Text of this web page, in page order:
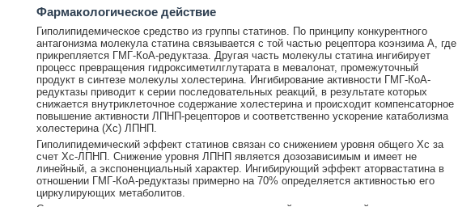
Фармакологическое действие
Гиполипидемическое средство из группы статинов. По принципу конкурентного
антагонизма молекула статина связывается с той частью рецептора коэнзима А, где
прикрепляется ГМГ-КоА-редуктаза. Другая часть молекулы статина ингибирует
процесс превращения гидроксиметилглутарата в мевалонат, промежуточный
продукт в синтезе молекулы холестерина. Ингибирование активности ГМГ-КоА-
редуктазы приводит к серии последовательных реакций, в результате которых
снижается внутриклеточное содержание холестерина и происходит компенсаторное
повышение активности ЛПНП-рецепторов и соответственно ускорение катаболизма
холестерина (Xc) ЛПНП.
Гиполипидемический эффект статинов связан со снижением уровня общего Хс за
счет Хс-ЛПНП. Снижение уровня ЛПНП является дозозависимым и имеет не
линейный, а экспоненциальный характер. Ингибирующий эффект аторвастатина в
отношении ГМГ-КоА-редуктазы примерно на 70% определяется активностью его
циркулирующих метаболитов.